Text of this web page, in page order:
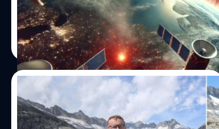
บรรยากาศที่เราสัมผัสได้ แต่ใครจะไปคิดว่าการปล่อยก๊าซ
เรือนกระจกจะส่งผลต่อการโคจรของดาวเทียมได้ด้วย
ดาวเทียมเป็นอุปกรณ์ทางเทคโนโลยีที่กลายเป็นส่วนสำคัญใน
ชีวิตประจำวันของเราไปแล้ว ทั้งในแง่การสื่อสาร นำทาง
พยากรณ์อากาศ หรือแม้กระทั่งในระบบการเงินและการ
ธนาคาร งานวิจัยล่าสุดจาก MIT ได้เปิดเผยการค้นพบผ่าน
วารสาร Nature Sustainability ว่า ก๊าซเรือนกระจกส่งผลต่อ
ชั้นบรรยากาศ “เทอร์โมสเฟียร์” (Thermosphere) ซึ่งเป็นชั้นที่
ดาวเทียมส่วนใหญ่โคจรอยู่ และอาจทำให้เกิดการชนกันของ
ดาวเทียม ปรากฏการณ์เรือนกระจกอาจทำให้ดาวเทียมชนกัน
อย่างที่เรารู้กันว่าก๊าซเรือนกระจกนั้นถูกปล่อยขึ้นสู่ชั้น
ภูษิต เรืองอุดมกิจ| 514 days ago
Read More
09/08/2024
คู่สามีภรรยา แชร์ภาพถ่าย 2 ภาพที่ห่างกัน 15 ปี
เผยให้เห็นธารน้ำแข็งที่กำลังละลายเกือบหมด